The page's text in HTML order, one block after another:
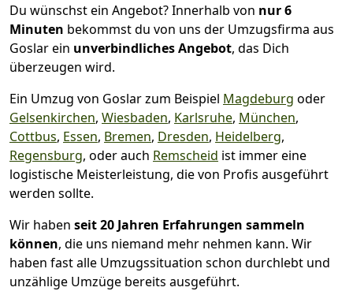
Du wünschst ein Angebot? Innerhalb von nur 6
Minuten bekommst du von uns der Umzugsfirma aus
Goslar ein unverbindliches Angebot, das Dich
überzeugen wird.
Ein Umzug von Goslar zum Beispiel Magdeburg oder
Gelsenkirchen, Wiesbaden, Karlsruhe, München,
Cottbus, Essen, Bremen, Dresden, Heidelberg,
Regensburg, oder auch Remscheid ist immer eine
logistische Meisterleistung, die von Profis ausgeführt
werden sollte.
Wir haben seit20 Jahren Erfahrungen sammeln
können, die uns niemand mehr nehmen kann. Wir
haben fast alle Umzugssituation schon durchlebt und
unzählige Umzüge bereits ausgeführt.